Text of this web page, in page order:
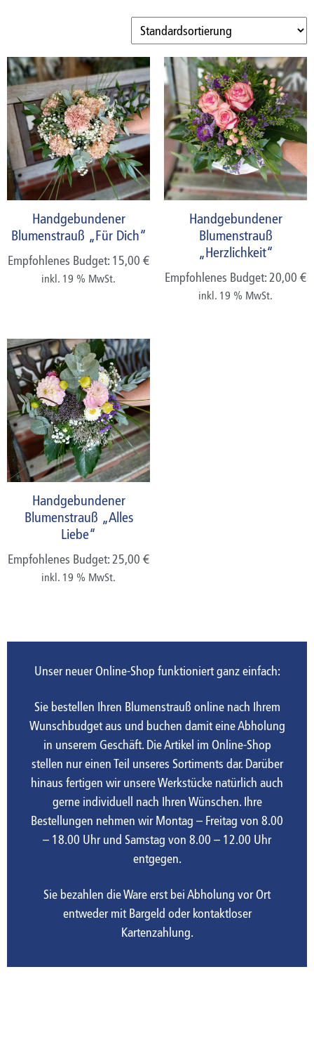
Handgebundener
Blumenstrauß „Für Dich“
Empfohlenes Budget: 15,00 €
inkl. 19 % MwSt.
Handgebundener
Blumenstrauß
„Herzlichkeit“
Empfohlenes Budget: 20,00 €
inkl. 19 % MwSt.
Handgebundener
Blumenstrauß „Alles
Liebe“
Empfohlenes Budget: 25,00 €
inkl. 19 % MwSt.
Unser neuer Online-Shop funktioniert ganz einfach:
Sie bestellen Ihren Blumenstrauß online nach Ihrem
Wunschbudget aus und buchen damit eine Abholung
in unserem Geschäft. Die Artikel im Online-Shop
stellen nur einen Teil unseres Sortiments dar. Darüber
hinaus fertigen wir unsere Werkstücke natürlich auch
gerne individuell nach Ihren Wünschen. Ihre
Bestellungen nehmen wir Montag – Freitag von 8.00
– 18.00 Uhr und Samstag von 8.00 – 12.00 Uhr
entgegen.
Sie bezahlen die Ware erst bei Abholung vor Ort
entweder mit Bargeld oder kontaktloser
Kartenzahlung.